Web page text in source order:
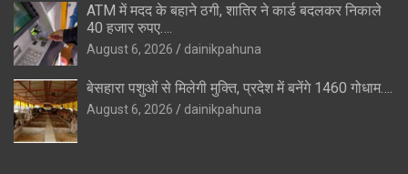
ATM में मदद के बहाने ठगी, शातिर ने कार्ड बदलकर निकाले
40 हजार रुपए….
August 6, 2026 dainikpahuna
बेसहारा पशुओं से मिलेगी मुक्ति, प्रदेश में बनेंगे 1460 गोधाम….
August 6, 2026 dainikpahuna